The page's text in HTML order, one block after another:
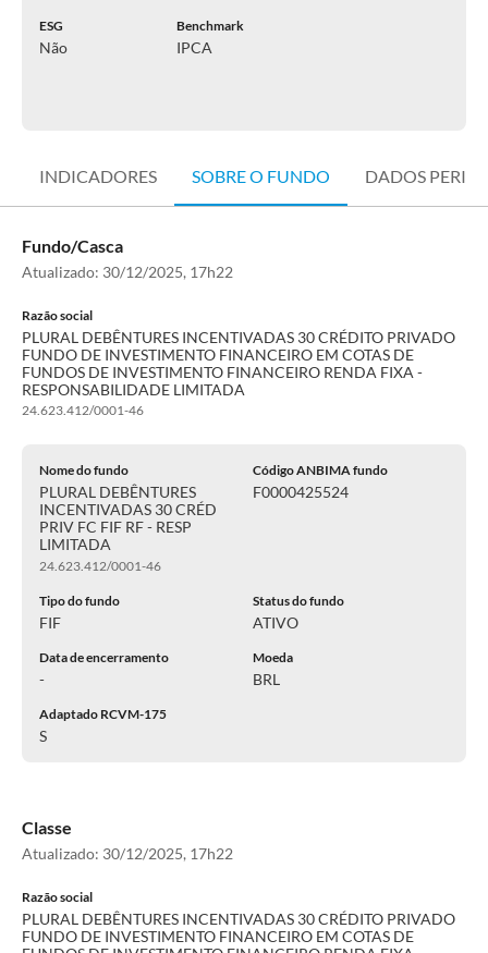
ESG
Não
Benchmark
IPCA
INDICADORES SOBRE O FUNDO DADOS
Fundo/Casca
Atualizado: 30/12/2025, 17h22
Razão social
PLURAL DEBÊNTURES INCENTIVADAS 30 CRÉDITO PRIVADO
FUNDO DE INVESTIMENTO FINANCEIRO EM COTAS DE
FUNDOS DE INVESTIMENTO FINANCEIRO RENDA FIXA -
RESPONSABILIDADE LIMITADA
24.623.412/0001-46
Nome do fundo
PLURAL DEBÊNTURES
INCENTIVADAS 30 CRÉD
PRIV FC FIF RF - RESP
LIMITADA
24.623.412/0001-46
Código ANBIMA fundo
F0000425524
Tipo do fundo
FIF
Status do fundo
ATIVO
Data de encerramento
-
Moeda
BRL
Adaptado RCVM-175
S
Classe
Atualizado: 30/12/2025, 17h22
Razão social
PLURAL DEBÊNTURES INCENTIVADAS 30 CRÉDITO PRIVADO
FUNDO DE INVESTIMENTO FINANCEIRO EM COTAS DE